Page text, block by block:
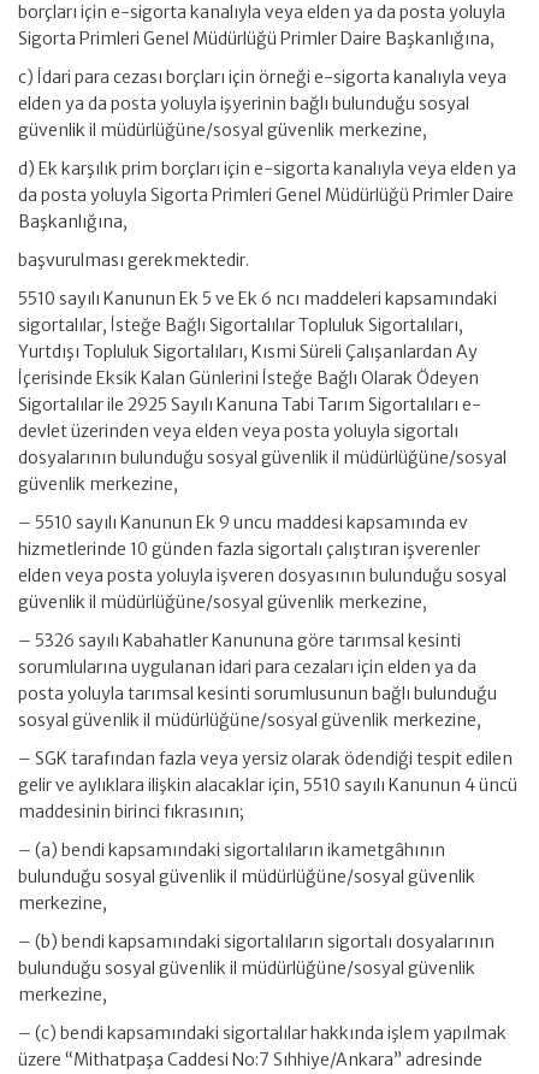
borçları için e-sigorta kanalıyla veya elden ya da posta yoluyla
Sigorta Primleri Genel Müdürlüğü Primler Daire Başkanlığına,
c) İdari para cezası borçları için örneği e-sigorta kanalıyla veya
elden ya da posta yoluyla işyerinin bağlı bulunduğu sosyal
güvenlik il müdürlüğüne/sosyal güvenlik merkezine,
d) Ek karşılık prim borçları için e-sigorta kanalıyla veya elden ya
da posta yoluyla Sigorta Primleri Genel Müdürlüğü Primler Daire
Başkanlığına,
başvurulması gerekmektedir.
5510 sayılı Kanunun Ek 5 ve Ek 6 ncı maddeleri kapsamındaki
sigortalılar, İsteğe Bağlı Sigortalılar Topluluk Sigortalıları,
Yurtdışı Topluluk Sigortalıları, Kısmi Süreli Çalışanlardan Ay
İçerisinde Eksik Kalan Günlerini İsteğe Bağlı Olarak Ödeyen
Sigortalılar ile 2925 Sayılı Kanuna Tabi Tarım Sigortalıları e-
devlet üzerinden veya elden veya posta yoluyla sigortalı
dosyalarının bulunduğu sosyal güvenlik il müdürlüğüne/sosyal
güvenlik merkezine,
– 5510 sayılı Kanunun Ek 9 uncu maddesi kapsamında ev
hizmetlerinde 10 günden fazla sigortalı çalıştıran işverenler
elden veya posta yoluyla işveren dosyasının bulunduğu sosyal
güvenlik il müdürlüğüne/sosyal güvenlik merkezine,
– 5326 sayılı Kabahatler Kanununa göre tarımsal kesinti
sorumlularına uygulanan idari para cezaları için elden ya da
posta yoluyla tarımsal kesinti sorumlusunun bağlı bulunduğu
sosyal güvenlik il müdürlüğüne/sosyal güvenlik merkezine,
– SGK tarafından fazla veya yersiz olarak ödendiği tespit edilen
gelir ve aylıklara ilişkin alacaklar için, 5510 sayılı Kanunun 4 üncü
maddesinin birinci fıkrasının;
– (a) bendi kapsamındaki sigortalıların ikametgâhının
bulunduğu sosyal güvenlik il müdürlüğüne/sosyal güvenlik
merkezine,
– (b) bendi kapsamındaki sigortalıların sigortalı dosyalarının
bulunduğu sosyal güvenlik il müdürlüğüne/sosyal güvenlik
merkezine,
– (c) bendi kapsamındaki sigortalılar hakkında işlem yapılmak
üzere “Mithatpaşa Caddesi No:7 Sıhhiye/Ankara” adresinde